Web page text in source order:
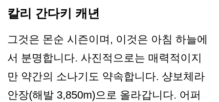
칼리 간다키 캐년
그것은 몬순 시즌이며, 이것은 아침 하늘에
서 분명합니다. 사진적으로는 매력적이지
만 약간의 소나기도 약속합니다. 샹보체라
안장(해발 3,850m)으로 올라갑니다. 어퍼